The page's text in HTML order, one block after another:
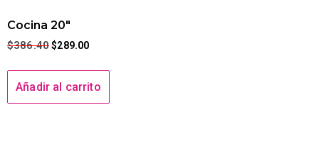
Cocina 20″
$386.40 $289.00
Añadir al carrito